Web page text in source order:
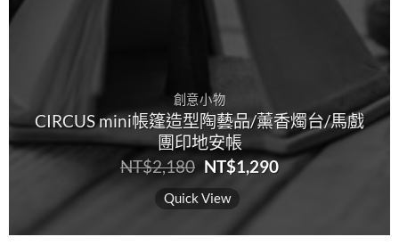
創意小物
CIRCUS mini帳篷造型陶藝品/薰香燭台/馬戲
團印地安帳
NT$2,180 原
價
格：
NT$2,180。
NT$1,290目
前
價
NT$1,290。
Quick View